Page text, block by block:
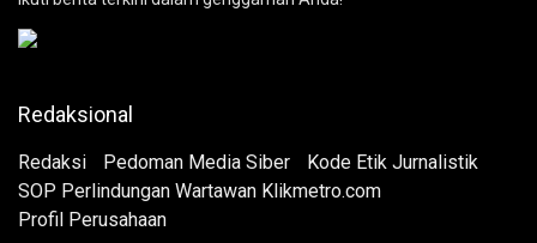
Redaksional
Redaksi Pedoman Media Siber
Kode Etik Jurnalistik
SOP Perlindungan Wartawan Klikmetro.com
Profil Perusahaan